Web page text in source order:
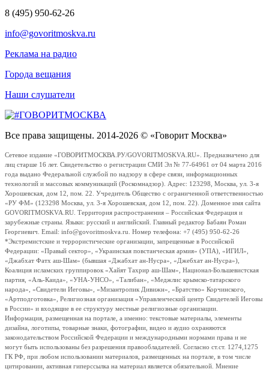
8 (495) 950-62-26
info@govoritmoskva.ru
Реклама на радио
Города вещания
Наши слушатели
Все права защищены. 2014-2026 © «Говорит Москва»
Сетевое издание «ГОВОРИТМОСКВА.РУ/GOVORITMOSKVA.RU». Предназначено для
лиц старше 16 лет. Свидетельство о регистрации СМИ Эл № 77-64961 от 04 марта 2016
года выдано Федеральной службой по надзору в сфере связи, информационных
технологий и массовых коммуникаций (Роскомнадзор). Адрес: 123298, Москва, ул. 3-я
Хорошевская, дом 12, пом. 22. Учредитель Общество с ограниченной ответственностью
«РУ ФМ» (123298 Москва, ул. 3-я Хорошевская, дом 12, пом. 22). Доменное имя сайта
GOVORITMOSKVA.RU. Территория распространения – Российская Федерация и
зарубежные страны. Языки: русский и английский. Главный редактор Бабаян Роман
Георгиевич. Email: info@govoritmoskva.ru. Номер телефона: +7 (495) 950-62-26
*Экстремистские и террористические организации, запрещенные в Российской
Федерации: «Правый сектор», «Украинская повстанческая армия» (УПА), «ИГИЛ»,
«Джабхат Фатх аш-Шам» (бывшая «Джабхат ан-Нусра», «Джебхат ан-Нусра»),
Коалиция исламских группировок «Хайят Тахрир аш-Шам», Национал-Большевистская
партия, «Аль-Каида», «УНА-УНСО», «Талибан», «Меджлис крымско-татарского
народа», «Свидетели Иеговы», «Мизантропик Дивижн», «Братство» Корчинского,
«Артподготовка», Религиозная организация «Управленческий центр Свидетелей Иеговы
в России» и входящие в ее структуру местные религиозные организации.
Информация, размещенная на портале, а именно: текстовые материалы, элементы
дизайна, логотипы, товарные знаки, фотографии, видео и аудио охраняются
законодательством Российской Федерации и международными нормами права и не
могут быть использованы без разрешения правообладателей. Согласно ст.ст. 1274,1275
ГК РФ, при любом использовании материалов, размещенных на портале, в том числе
цитировании, активная гиперссылка на материал является обязательной. Мнение